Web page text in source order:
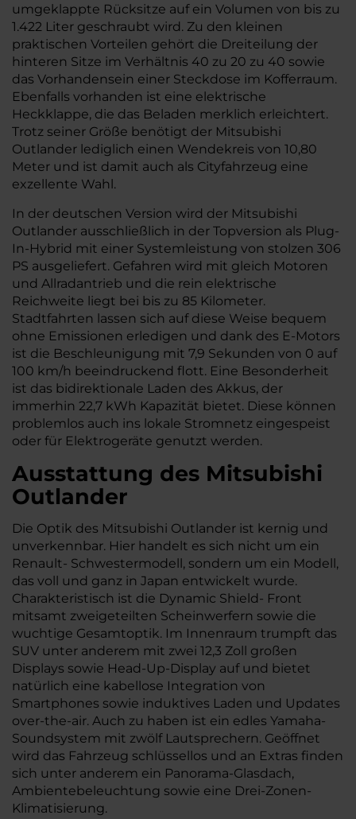
umgeklappte Rücksitze auf ein Volumen von bis zu
1.422 Liter geschraubt wird. Zu den kleinen
praktischen Vorteilen gehört die Dreiteilung der
hinteren Sitze im Verhältnis 40 zu 20 zu 40 sowie
das Vorhandensein einer Steckdose im Kofferraum.
Ebenfalls vorhanden ist eine elektrische
Heckklappe, die das Beladen merklich erleichtert.
Trotz seiner Größe benötigt der Mitsubishi
Outlander lediglich einen Wendekreis von 10,80
Meter und ist damit auch als Cityfahrzeug eine
exzellente Wahl.
In der deutschen Version wird der Mitsubishi
Outlander ausschließlich in der Topversion als Plug-
In-Hybrid mit einer Systemleistung von stolzen 306
PS ausgeliefert. Gefahren wird mit gleich Motoren
und Allradantrieb und die rein elektrische
Reichweite liegt bei bis zu 85 Kilometer.
Stadtfahrten lassen sich auf diese Weise bequem
ohne Emissionen erledigen und dank des E-Motors
ist die Beschleunigung mit 7,9 Sekunden von 0 auf
100 km/h beeindruckend flott. Eine Besonderheit
ist das bidirektionale Laden des Akkus, der
immerhin 22,7 kWh Kapazität bietet. Diese können
problemlos auch ins lokale Stromnetz eingespeist
oder für Elektrogeräte genutzt werden.
Ausstattung des Mitsubishi
Outlander
Die Optik des Mitsubishi Outlander ist kernig und
unverkennbar. Hier handelt es sich nicht um ein
Renault- Schwestermodell, sondern um ein Modell,
das voll und ganz in Japan entwickelt wurde.
Charakteristisch ist die Dynamic Shield- Front
mitsamt zweigeteilten Scheinwerfern sowie die
wuchtige Gesamtoptik. Im Innenraum trumpft das
SUV unter anderem mit zwei 12,3 Zoll großen
Displays sowie Head-Up-Display auf und bietet
natürlich eine kabellose Integration von
Smartphones sowie induktives Laden und Updates
over-the-air. Auch zu haben ist ein edles Yamaha-
Soundsystem mit zwölf Lautsprechern. Geöffnet
wird das Fahrzeug schlüssellos und an Extras finden
sich unter anderem ein Panorama-Glasdach,
Ambientebeleuchtung sowie eine Drei-Zonen-
Klimatisierung.